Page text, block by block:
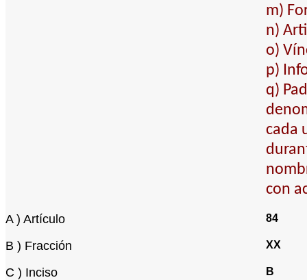
m)
n)
o)
p)
q)
cada
con
A ) Artículo 84
B ) Fracción XX
C ) Inciso B